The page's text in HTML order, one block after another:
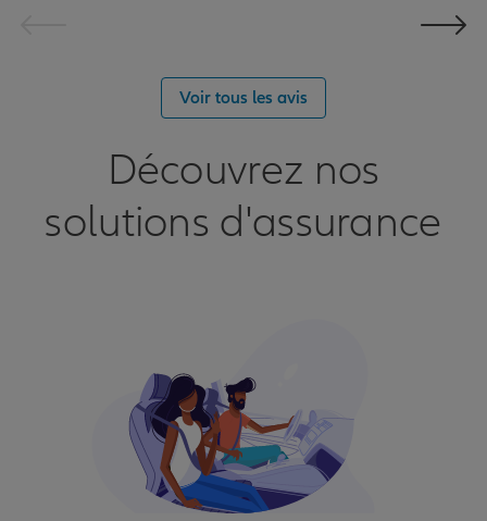
Voir tous les avis
Découvrez nos
solutions d'assurance